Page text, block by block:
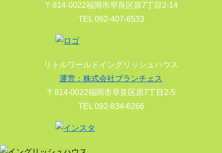
〒814-0022福岡市早良区原7丁目2-14
TEL 092-407-6533
リトルワールドイングリッシュハウス
運営：株式会社ブランチェス
〒814-0022福岡市早良区原7丁目2-5
TEL 092-834-6266